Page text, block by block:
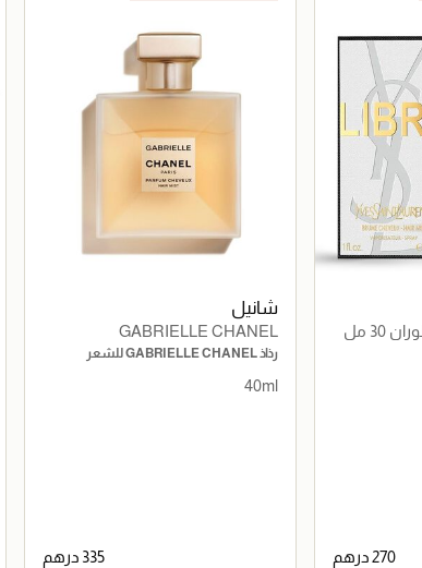
مل
⁦270⁩ درهم
شانيل
GABRIELLE CHANEL
رذاذ GABRIELLE CHANEL للشعر
40ml